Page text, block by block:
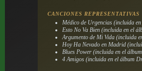
CANCIONES REPRESENTATIVAS
Médico de Urgencias (incluida
Esto No Va Bien (incluida en el
Argumento de Mi Vida (incluida
Hoy Ha Nevado en Madrid
Blues Power (incluida en el
4 Amigos (incluida en el álbum